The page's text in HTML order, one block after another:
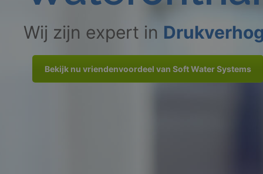
Wij zijn expert in
Bekijk nu vriendenvoordeel van Soft Water Systems